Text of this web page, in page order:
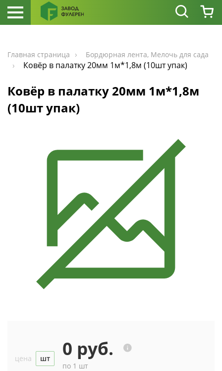
Главная страница Бордюрная лента, Мелочь для сада
Ковёр в палатку 20мм 1м*1,8м (10шт упак)
Ковёр в палатку 20мм 1м*1,8м
(10шт упак)
цена шт 0 руб.
по 1 шт